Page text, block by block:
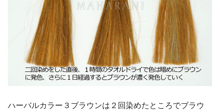
ハーバルカラー３ブラウンは２回染めたところでブラウ